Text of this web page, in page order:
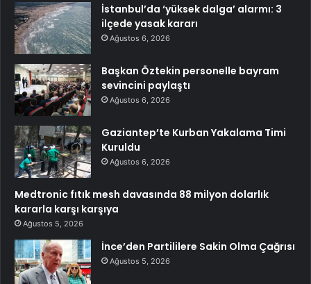
İstanbul’da ‘yüksek dalga’ alarmı: 3
ilçede yasak kararı
Ağustos 6, 2026
Başkan Öztekin personelle bayram
sevincini paylaştı
Ağustos 6, 2026
Gaziantep’te Kurban Yakalama Timi
Kuruldu
Ağustos 6, 2026
Medtronic fıtık mesh davasında 88 milyon dolarlık
kararla karşı karşıya
Ağustos 5, 2026
İnce’den Partililere Sakin Olma Çağrısı
Ağustos 5, 2026